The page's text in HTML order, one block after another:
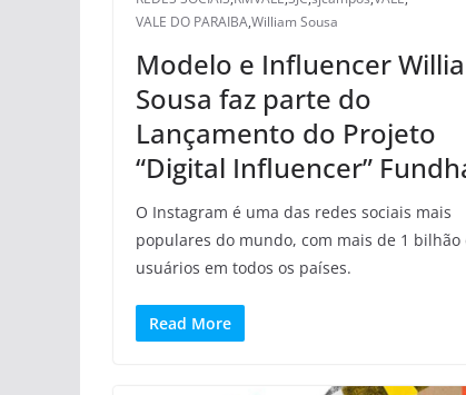
VALE DO PARAIBA,William Sousa
Modelo e Influencer
Sousa faz parte do
Lançamento do Projeto
“Digital Influencer”
O Instagram é uma das redes sociais mais
populares do mundo, com mais de 1 bilhão
usuários em todos os países.
Read More